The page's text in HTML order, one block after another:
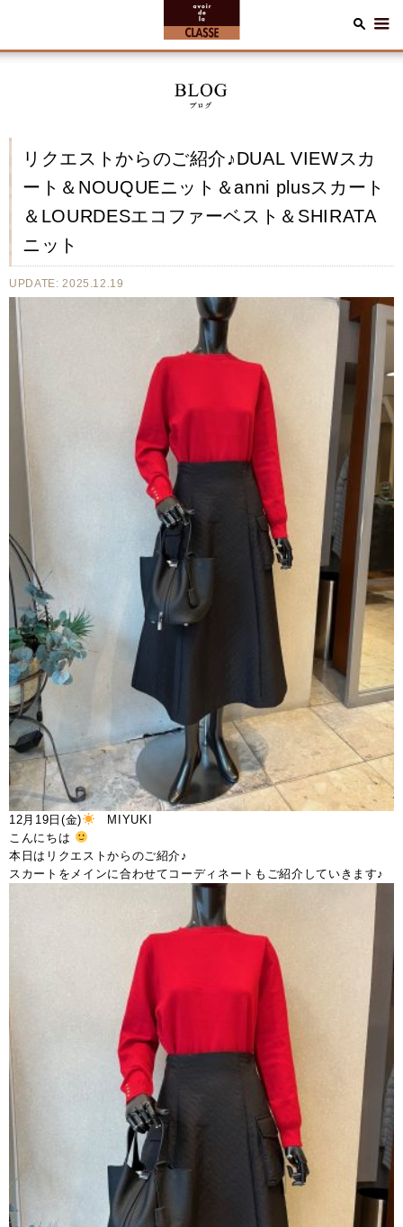
リクエストからのご紹介♪DUAL VIEWスカ
ート＆NOUQUEニット＆anni plusスカート
＆LOURDESエコファーベスト＆SHIRATA
ニット
UPDATE: 2025.12.19
12月19日(金)
MIYUKI
こんにちは
本日はリクエストからのご紹介♪
スカートをメインに合わせてコーディネートもご紹介していきます♪